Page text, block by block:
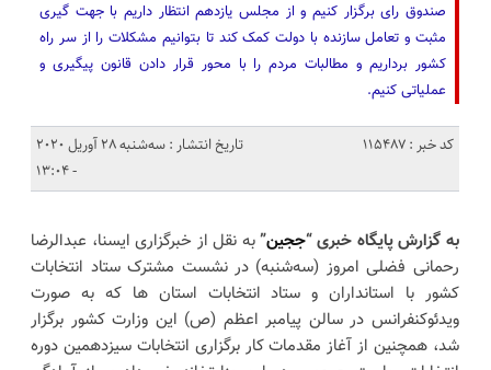
صندوق رای برگزار کنیم و از مجلس یازدهم انتظار داریم با جهت گیری
مثبت و تعامل سازنده با دولت کمک کند تا بتوانیم مشکلات را از سر راه
کشور برداریم و مطالبات مردم را با محور قرار دادن قانون پیگیری و
عملیاتی کنیم.
کد خبر : 115487
تاریخ انتشار : سه‌شنبه 28 آوریل 2020
- 13:04
به گزارش پایگاه خبری “ججین”به نقل از خبرگزاری ایسنا، عبدالرضا
رحمانی فضلی امروز (سه‌شنبه) در نشست مشترک ستاد انتخابات
کشور با استانداران و ستاد انتخابات استان ها که به صورت
ویدئوکنفرانس در سالن پیامبر اعظم (ص) این وزارت کشور برگزار
شد، همچنین از آغاز مقدمات کار برگزاری انتخابات سیزدهمین دوره